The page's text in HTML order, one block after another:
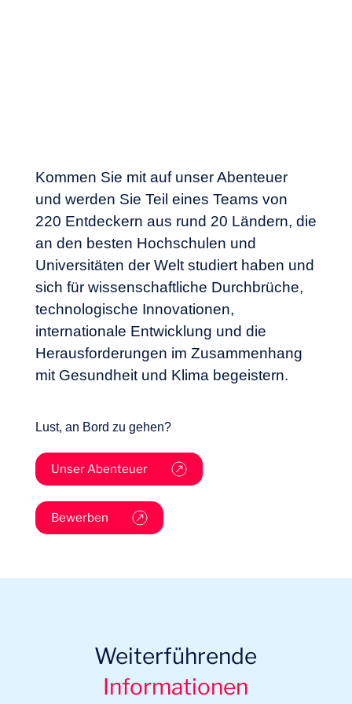
Kommen Sie mit auf unser Abenteuer
und werden Sie Teil eines Teams von
220 Entdeckern aus rund 20 Ländern, die
an den besten Hochschulen und
Universitäten der Welt studiert haben und
sich für wissenschaftliche Durchbrüche,
technologische Innovationen,
internationale Entwicklung und die
Herausforderungen im Zusammenhang
mit Gesundheit und Klima begeistern.
Lust, an Bord zu gehen?
Unser Abenteuer
Bewerben
Weiterführende
Informationen